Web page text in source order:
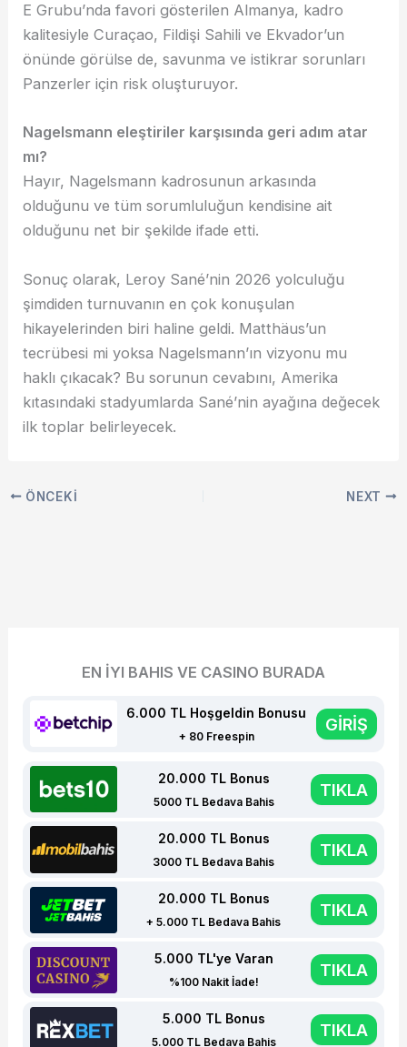
E Grubu’nda favori gösterilen Almanya, kadro
kalitesiyle Curaçao, Fildişi Sahili ve Ekvador’un
önünde görülse de, savunma ve istikrar sorunları
Panzerler için risk oluşturuyor.
Nagelsmann eleştiriler karşısında geri adım atar
mı?
Hayır, Nagelsmann kadrosunun arkasında
olduğunu ve tüm sorumluluğun kendisine ait
olduğunu net bir şekilde ifade etti.
Sonuç olarak, Leroy Sané’nin 2026 yolculuğu
şimdiden turnuvanın en çok konuşulan
hikayelerinden biri haline geldi. Matthäus’un
tecrübesi mi yoksa Nagelsmann’ın vizyonu mu
haklı çıkacak? Bu sorunun cevabını, Amerika
kıtasındaki stadyumlarda Sané’nin ayağına değecek
ilk toplar belirleyecek.
ÖNCEKI NEXT
EN İYI BAHIS VE CASINO BURADA
6.000 TL Hoşgeldin Bonusu
+ 80 Freespin
GİRİŞ
20.000 TL Bonus
5000 TL Bedava Bahis
TIKLA
20.000 TL Bonus
3000 TL Bedava Bahis
TIKLA
20.000 TL Bonus
+ 5.000 TL Bedava Bahis
TIKLA
5.000 TL'ye Varan
%100 Nakit İade!
TIKLA
5.000 TL Bonus
5.000 TL Bedava Bahis
TIKLA